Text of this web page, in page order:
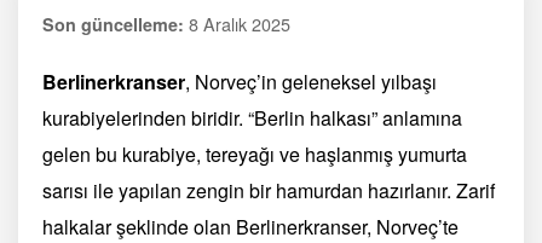
Son güncelleme: 8 Aralık 2025
Berlinerkranser, Norveç’in geleneksel yılbaşı
kurabiyelerinden biridir. “Berlin halkası” anlamına
gelen bu kurabiye, tereyağı ve haşlanmış yumurta
sarısı ile yapılan zengin bir hamurdan hazırlanır. Zarif
halkalar şeklinde olan Berlinerkranser, Norveç’te